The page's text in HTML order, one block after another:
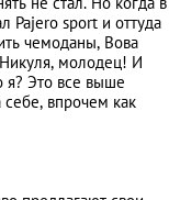
Pajero sport и оттуда
чемоданы, Вова
молодец! И
я? Это все выше
впрочем как